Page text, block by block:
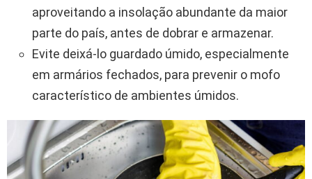
aproveitando a insolação abundante da maior
parte do país, antes de dobrar e armazenar.
Evite deixá-lo guardado úmido, especialmente
em armários fechados, para prevenir o mofo
característico de ambientes úmidos.